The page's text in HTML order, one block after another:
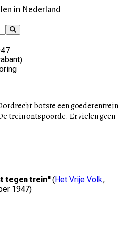
in Nederland
)
botste een goederentrein
trein ontspoorde. Er vielen geen
tegen trein" (Het Vrije Volk,
1947)